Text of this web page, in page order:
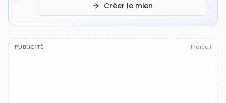
Créer le mien
PUBLICITÉ Indiceli